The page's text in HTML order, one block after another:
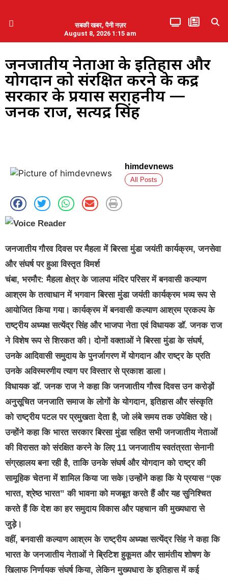
सबकी खबर, पैनी नज़र
August 8, 2026 1:15 am
जनजातीय नेताओं के इतिहास और
योगदान को संरक्षित करने के केंद्र
सरकार के प्रयास सराहनीय —
जनक राज, सत्येंद्र सिंह
himdevnews
All Posts
जनजातीय गौरव दिवस पर मैहला में बिरसा मुंडा जयंती कार्यक्रम, जनसेवा
और संघर्ष पर हुआ विस्तृत विमर्श
चंबा, भरमौर: मैहला क्षेत्र के जालपा मंदिर परिसर में बनवासी कल्याण
आश्रम के तत्वाधान में भगवान बिरसा मुंडा जयंती कार्यक्रम भव्य रूप से
आयोजित किया गया। कार्यक्रम में बनवासी कल्याण आश्रम प्रकल्प के
राष्ट्रीय अध्यक्ष सत्येंद्र सिंह और भाजपा नेता एवं विधायक डॉ. जनक राज
ने विशेष रूप से शिरकत की। दोनों वक्ताओं ने बिरसा मुंडा के संघर्ष,
उनके आदिवासी समुदाय के पुनर्जागरण में योगदान और राष्ट्र के प्रति
उनके अविस्मरणीय त्याग पर विस्तार से प्रकाश डाला।
विधायक डॉ. जनक राज ने कहा कि जनजातीय गौरव दिवस उन करोड़ों
अनुसूचित जनजाति समाज के लोगों के योगदान, इतिहास और संस्कृति
को राष्ट्रीय पटल पर प्रमुखता देता है, जो लंबे समय तक उपेक्षित रहे।
उन्होंने कहा कि भारत सरकार बिरसा मुंडा सहित सभी जनजातीय नेताओं
की विरासत को संरक्षित करने के लिए 11 जनजातीय स्वतंत्रता सेनानी
संग्रहालय बना रही है, ताकि उनके संघर्ष और योगदान को राष्ट्र की
सामूहिक चेतना में शामिल किया जा सके।उन्होंने कहा कि ये प्रयास “एक
भारत, श्रेष्ठ भारत” की भावना को मजबूत करते हैं और यह सुनिश्चित
करते हैं कि देश का हर समुदाय विकास और पहचान की मुख्यधारा से
जुड़े।
वहीं, बनवासी कल्याण आश्रम के राष्ट्रीय अध्यक्ष सत्येंद्र सिंह ने कहा कि
भारत के जनजातीय नेताओं ने ब्रिटिश हुकूमत और सामंतीय शोषण के
खिलाफ निर्णायक संघर्ष किया, लेकिन मुख्यधारा के इतिहास में कई